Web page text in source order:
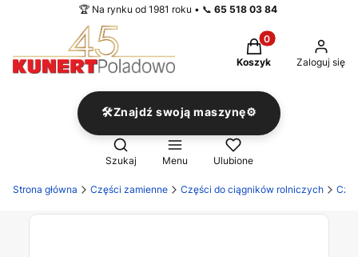
🏆 Na rynku od 1981 roku • 📞 65 518 03 84
Produkty w
Koszyk Zaloguj się
🛠️Znajdź swoją maszynę⚙️
Otwórz wyszukiwarkę
Szukaj Menu Ulubione
Strona główna Części zamienne Części do ciągników rolniczych